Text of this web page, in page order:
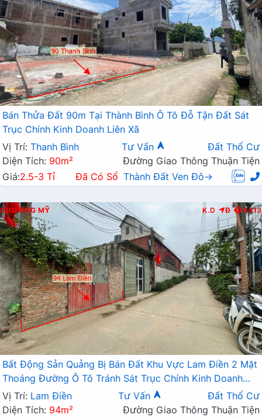
Bán Thửa Đất 90m Tại Thành Bình Ô Tô Đỗ Tận Đất Sát
Trục Chính Kinh Doanh Liên Xã
Vị Trí: Thanh Bình Tư Vấn
Đất Thổ Cư
Diện Tích: 90m²
Đường Giao Thông Thuận Tiện
Giá:2.5-3 Tỉ Đã Có Sổ Thành Đất Ven Đô→
CHƯƠNG MỸ K.D Đ 3413
Bất Động Sản Quảng Bị Bán Đất Khu Vực Lam Điền 2 Mặt
Thoáng Đường Ô Tô Tránh Sát Trục Chính Kinh Doanh
Liên Xã
Vị Trí: Lam Điền Tư Vấn
Đất Thổ Cư
Diện Tích: 94m²
Đường Giao Thông Thuận Tiện